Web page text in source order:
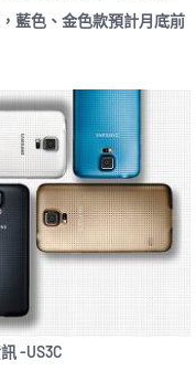
藍色、金色款預計月底前
-US3C